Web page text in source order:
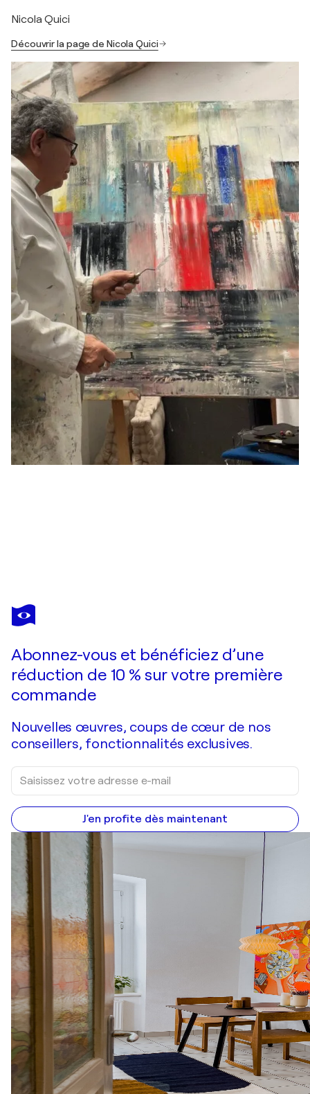
Nicola Quici
Découvrir la page de Nicola Quici
NICOLA QUICI
Feuerland
Abonnez-vous et bénéficiez d’une
réduction de 10 % sur votre première
commande
Nouvelles œuvres, coups de cœur de nos
conseillers, fonctionnalités exclusives.
J'en profite dès maintenant